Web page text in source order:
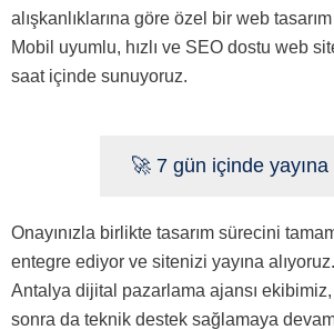
alışkanlıklarına göre özel bir web tasarım
Mobil uyumlu, hızlı ve SEO dostu web
saat içinde sunuyoruz.
🚀 7 gün içinde yayına
Onayınızla birlikte tasarım sürecini
entegre ediyor ve sitenizi yayına
Antalya dijital pazarlama ajansı ekibimiz,
sonra da teknik destek sağlamaya